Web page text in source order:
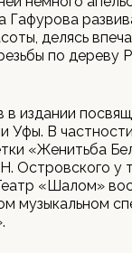
Гафурова
делясь
по дереву
в издании
Уфы. В
«Женитьба
Островского у
«Шалом»
музыкальном